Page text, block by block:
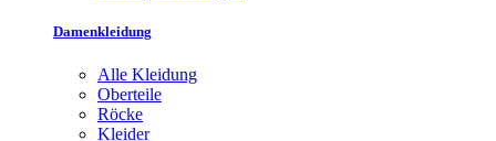
Damenkleidung
Alle Kleidung
Oberteile
Röcke
Kleider